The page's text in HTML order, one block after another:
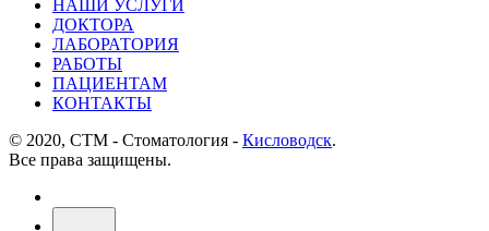
НАШИ УСЛУГИ
ДОКТОРА
ЛАБОРАТОРИЯ
РАБОТЫ
ПАЦИЕНТАМ
КОНТАКТЫ
© 2020, СТМ - Стоматология - Кисловодск.
Все права защищены.